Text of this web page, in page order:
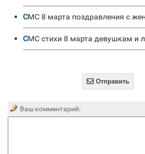
СМС 8 марта поздравления с
СМС стихи 8 марта девушкам
 Отправить
Ваш комментарий: